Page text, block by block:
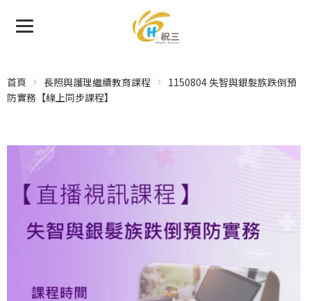
首頁 長照與護理繼續教育課程
1150804 失智與銀髮族跌倒預
防實務【線上同步課程】